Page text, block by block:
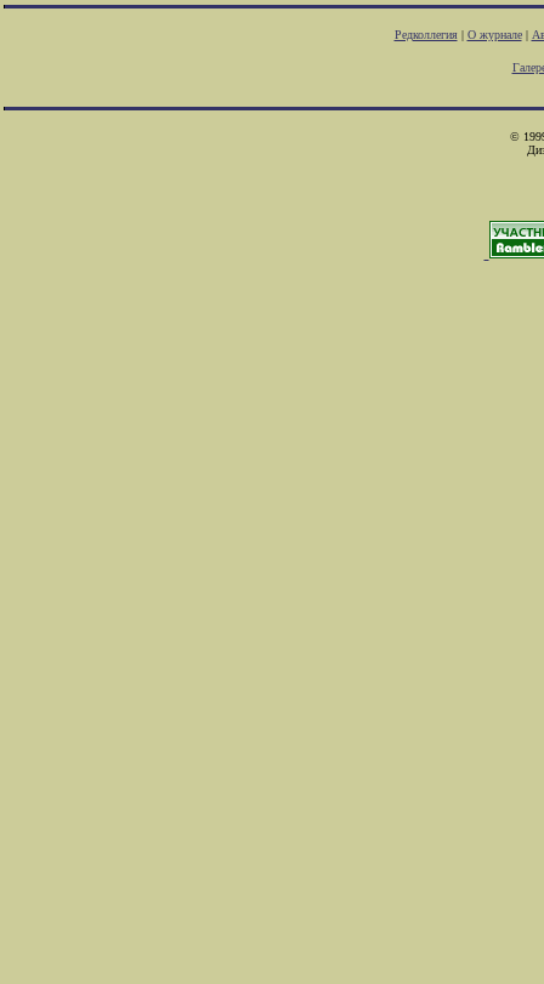
Редколлегия| О журнале|
©